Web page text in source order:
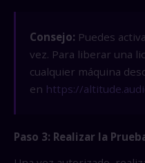
Consejo: Puedes
vez. Para liberar una
cualquier máquina
en https://
Paso 3: Realizar la